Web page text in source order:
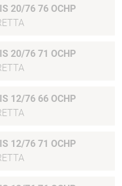
20/76 76 OCHP
20/76 71 OCHP
12/76 66 OCHP
12/76 71 OCHP